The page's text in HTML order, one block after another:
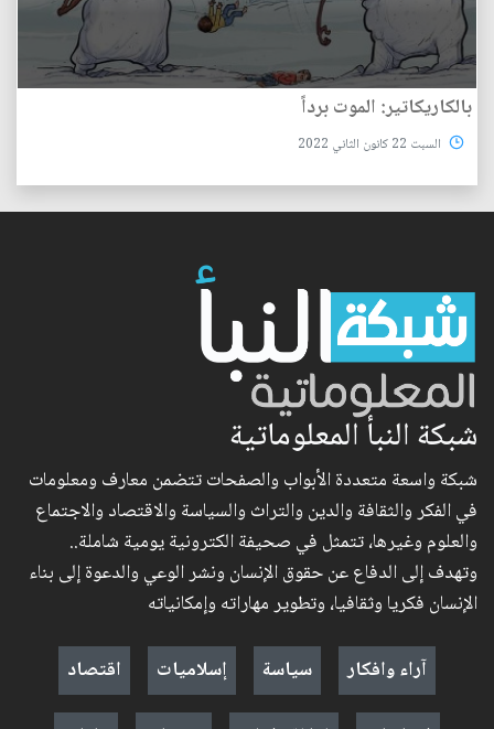
بالكاريكاتير: الموت برداً
السبت 22 كانون الثاني 2022
شبكة النبأ المعلوماتية
شبكة واسعة متعددة الأبواب والصفحات تتضمن معارف ومعلومات
في الفكر والثقافة والدين والتراث والسياسة والاقتصاد والاجتماع
والعلوم وغيرها، تتمثل في صحيفة الكترونية يومية شاملة..
وتهدف إلى الدفاع عن حقوق الإنسان ونشر الوعي والدعوة إلى بناء
الإنسان فكريا وثقافيا، وتطوير مهاراته وإمكانياته
آراء وافكار
سياسة إسلاميات
اقتصاد